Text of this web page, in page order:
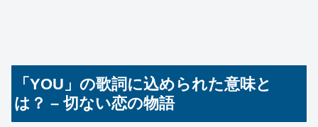
「YOU」の歌詞に込められた意味と
は？ – 切ない恋の物語